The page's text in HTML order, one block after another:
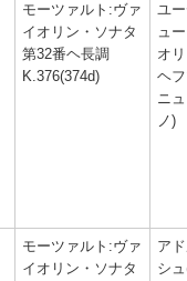
モーツァルト:ヴァ
イオリン・ソナタ
第32番ヘ長調
K.376(374d)
ユ
ュ
オ
ヘ
ニ
ノ)
モーツァルト:ヴァ
イオリン・ソナタ
ア
シ